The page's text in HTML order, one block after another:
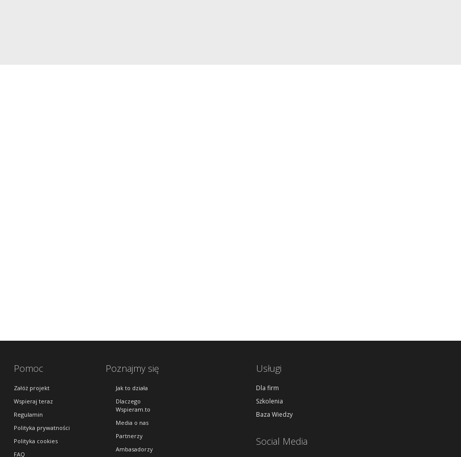
Pomoc
Załóż projekt
Wspieraj teraz
Regulamin
Polityka prywatności
Polityka cookies
FAQ
Poznajmy się
Jak to działa
Dlaczego
Wspieram.to
Media o nas
Partnerzy
Ambasadorzy
Usługi
Dla firm
Szkolenia
Baza Wiedzy
Social Media